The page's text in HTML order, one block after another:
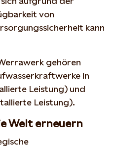
von
kann
gehören
in
Leistung) und
Leistung).
Welt erneuern